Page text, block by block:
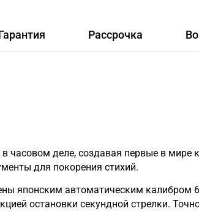
Рассрочка
часовом деле, создавая первые в
для покорения стихий.
японским автоматическим калибром
остановки секундной стрелки.